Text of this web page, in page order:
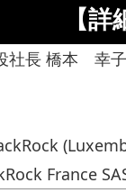
【
社長 橋本 幸子
France